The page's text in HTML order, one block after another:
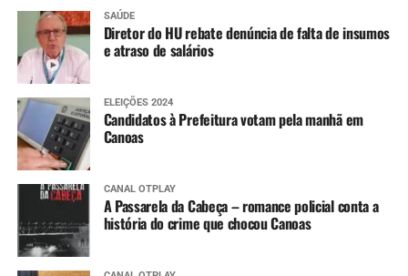
SAÚDE
Diretor do HU rebate denúncia de falta de insumos
e atraso de salários
ELEIÇÕES 2024
Candidatos à Prefeitura votam pela manhã em
Canoas
CANAL OTPLAY
A Passarela da Cabeça – romance policial conta a
história do crime que chocou Canoas